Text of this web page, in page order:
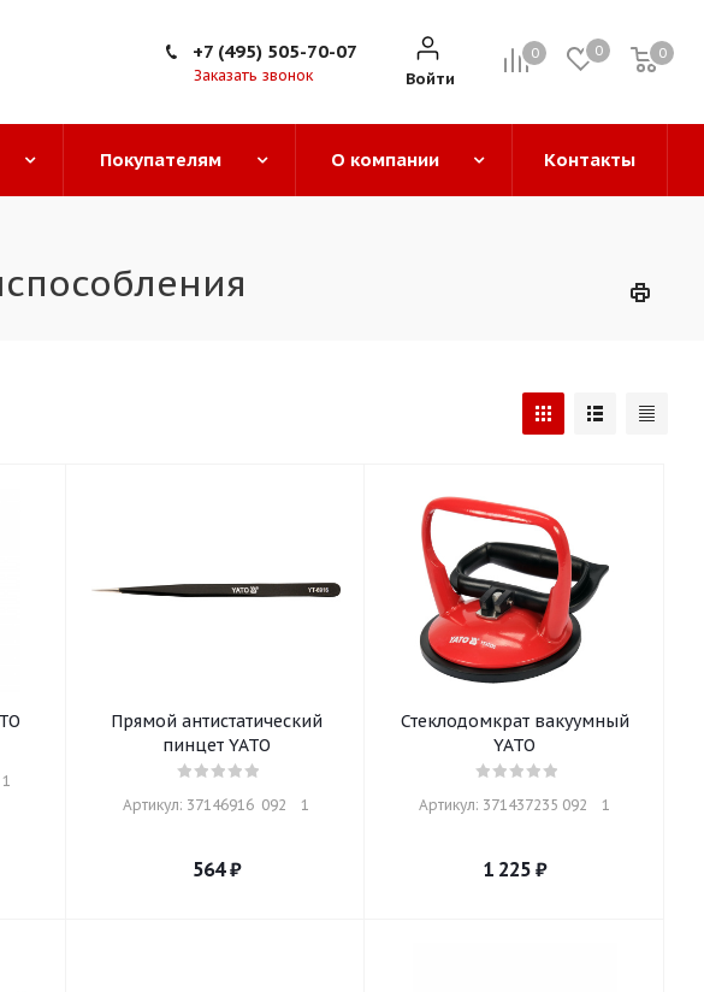
0 0 0
0
Войти
+7 (495) 505-70-07
Заказать звонок
Покупателям О компании Контакты
Прямой антистатический
пинцет YATO
Артикул: 37146916  092    1
564₽
Стеклодомкрат вакуумный
YATO
Артикул: 371437235 092    1
1 225 ₽